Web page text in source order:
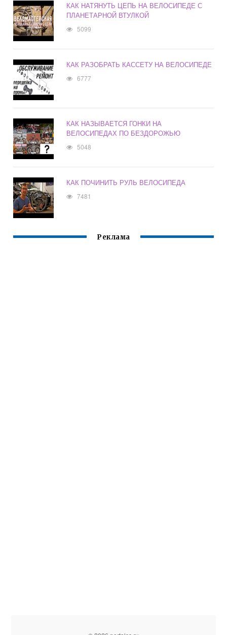
КАК НАТЯНУТЬ ЦЕПЬ НА ВЕЛОСИПЕДЕ С
ПЛАНЕТАРНОЙ ВТУЛКОЙ
5099
КАК РАЗОБРАТЬ КАССЕТУ НА ВЕЛОСИПЕДЕ
6777
КАК НАЗЫВАЕТСЯ ГОНКИ НА
ВЕЛОСИПЕДАХ ПО БЕЗДОРОЖЬЮ
5048
КАК ПОЧИНИТЬ РУЛЬ ВЕЛОСИПЕДА
7481
Реклама